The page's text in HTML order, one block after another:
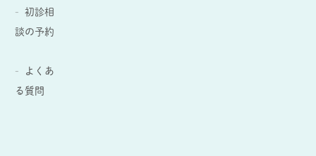
初診相
談の予約
よくあ
る質問